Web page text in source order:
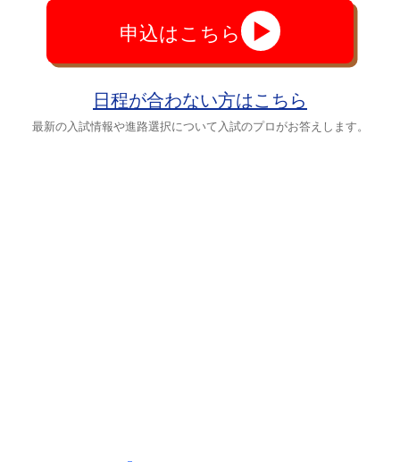
申込はこちら
日程が合わない方はこちら
最新の入試情報や進路選択について入試のプロがお答えします。